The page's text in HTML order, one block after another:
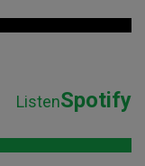
ListenSpotify